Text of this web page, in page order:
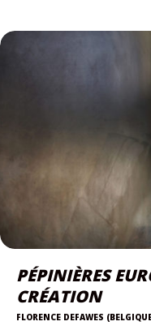
PÉPINIÈRES
CRÉATION
FLORENCE DEFAWES